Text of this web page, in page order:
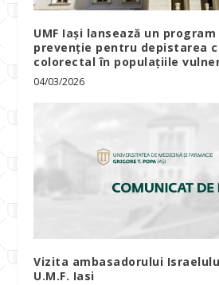
UMF Iași lansează un
prevenție pentru depistarea
colorectal în populațiile
04/03/2026
Vizita ambasadorului
U.M.F. Iasi